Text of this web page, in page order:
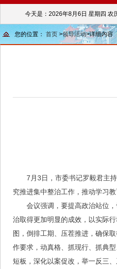
今天是： 2026年8月6日 星期四 农
您的位置： 首页 >领导活动>详细内容
7月3日，市委书记罗毅君主
究推进集中整治工作，推动学习
会议强调，要提高政治站位
治取得更加明显的成效，以实际
图，倒排工期、压茬推进，确保
作要求，动真格、抓现行、抓典
短板，深化以案促改，举一反三